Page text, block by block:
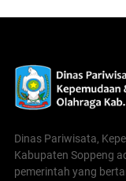
Dinas Pariwisata,
Kabupaten Soppeng
pemerintah yang